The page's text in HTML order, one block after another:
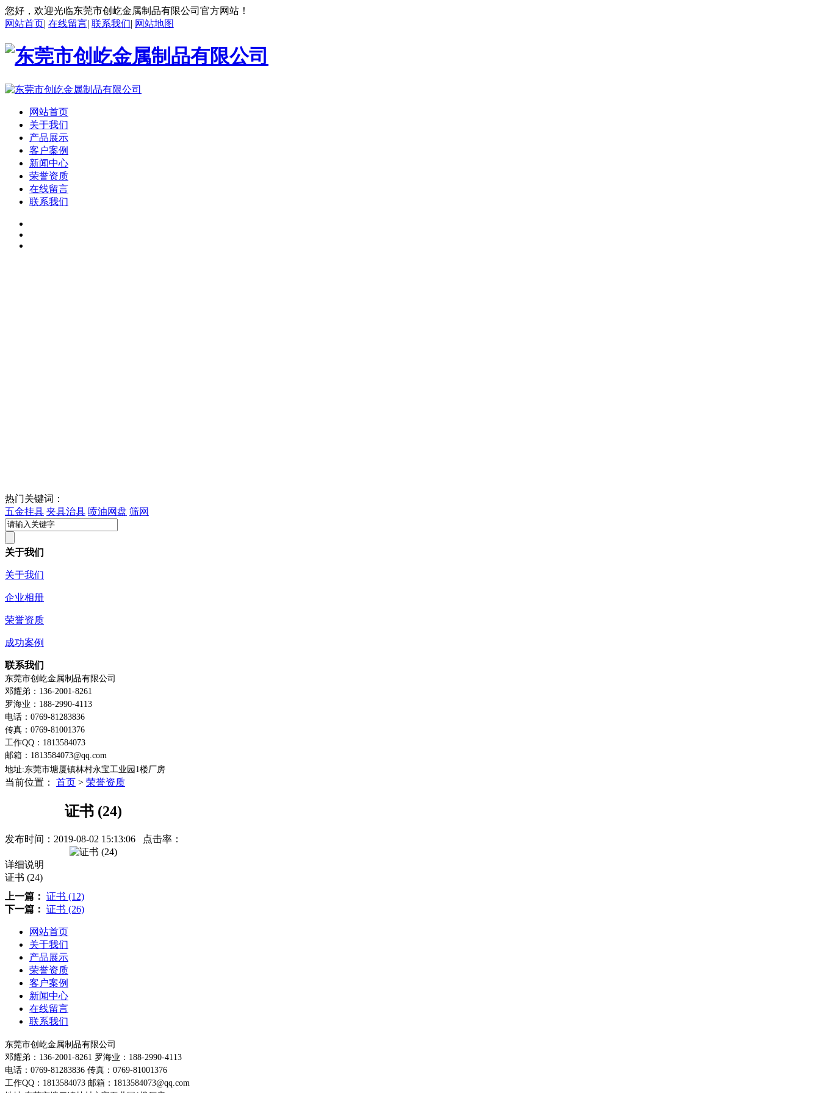
您好，欢迎光临东莞市创屹金属制品有限公司官方网站！
网站首页| 在线留言| 联系我们| 网站地图
网站首页
关于我们
产品展示
客户案例
新闻中心
荣誉资质
在线留言
联系我们
热门关键词：
五金挂具 夹具治具 喷油网盘 筛网
关于我们
关于我们
企业相册
荣誉资质
成功案例
联系我们
东莞市创屹金属制品有限公司
邓耀弟：136-2001-8261
罗海业：188-2990-4113
电话：0769-81283836
传真：0769-81001376
工作QQ：1813584073
邮箱：1813584073@qq.com
地址:东莞市塘厦镇林村永宝工业园1楼厂房
当前位置： 首页 > 荣誉资质
证书 (24)
发布时间： 2019-08-02 15:13:06 点击率：
详细说明
证书 (24)
上一篇： 证书 (12)
下一篇： 证书 (26)
网站首页
关于我们
产品展示
荣誉资质
客户案例
新闻中心
在线留言
联系我们
东莞市创屹金属制品有限公司
邓耀弟：136-2001-8261 罗海业：188-2990-4113
电话：0769-81283836 传真：0769-81001376
工作QQ：1813584073 邮箱：1813584073@qq.com